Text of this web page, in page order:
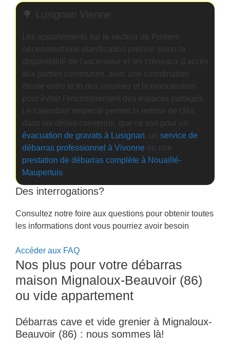
🌳 Lusignan Vienne
Les appartements sur le secteur de Poitiers
nécessitent une planification précise selon la
disponibilité de l'ascenseur et les créneaux d'accès
aux parties communes, avec une coordination
étroite entre le tri des volumes et la manutention
pour éviter l'encombrement des espaces partagés.
Le calendrier respecté permet la remise de clés
dans les délais convenus, que ce soit pour un
évacuation de gravats à Lusignan, un service de
débarras professionnel à Vivonneou une
prestation de débarras complète à Nouaillé-
Maupertuis.
Des interrogations?
Consultez notre foire aux questions pour obtenir toutes
les informations dont vous pourriez avoir besoin
Accéder aux FAQ
Nos plus pour votre débarras
maison Mignaloux-Beauvoir (86)
ou vide appartement
Débarras cave et vide grenier à Mignaloux-
Beauvoir (86) : nous sommes là!